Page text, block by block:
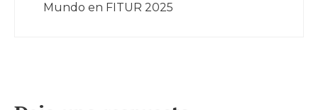
Mundo en FITUR 2025